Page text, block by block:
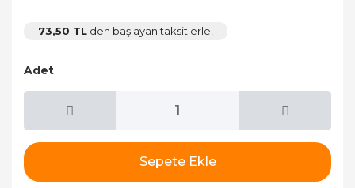
73,50 TL den başlayan taksitlerle!
Adet
Sepete Ekle